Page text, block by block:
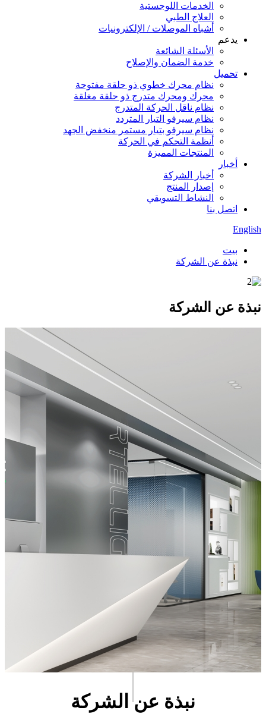
الخدمات اللوجستية
العلاج الطبي
أشباه الموصلات / الإلكترونيات
يدعم
الأسئلة الشائعة
خدمة الضمان والإصلاح
تحميل
نظام محرك خطوي ذو حلقة مفتوحة
محرك ومحرك متدرج ذو حلقة مغلقة
نظام ناقل الحركة المتدرج
نظام سيرفو التيار المتردد
نظام سيرفو بتيار مستمر منخفض الجهد
أنظمة التحكم في الحركة
المنتجات المميزة
أخبار
أخبار الشركة
إصدار المنتج
النشاط التسويقي
اتصل بنا
English
بيت
نبذة عن الشركة
نبذة عن الشركة
نبذة عن الشركة